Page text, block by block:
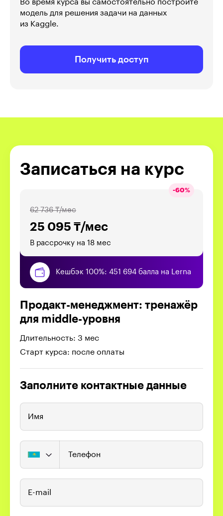
Во время курса вы самостоятельно построите
модель для решения задачи на данных
из Kaggle.
Получить доступ
Записаться на курс
-60%
25 095 ₸/мес
62 736 ₸/мес
В рассрочку на 18 мес
Кешбэк 100%: 451 694 балла на Lerna
Продакт-менеджмент: тренажёр
для middle-уровня
Длительность: 3 мес
Старт курса: после оплаты
Заполните контактные данные
Имя
Телефон
E-mail